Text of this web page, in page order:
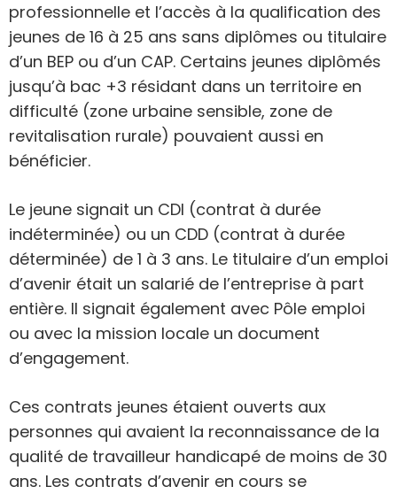
professionnelle et l’accès à la qualification des
jeunes de 16 à 25 ans sans diplômes ou titulaire
d’un BEP ou d’un CAP. Certains jeunes diplômés
jusqu’à bac +3 résidant dans un territoire en
difficulté (zone urbaine sensible, zone de
revitalisation rurale) pouvaient aussi en
bénéficier.
Le jeune signait un CDI (contrat à durée
indéterminée) ou un CDD (contrat à durée
déterminée) de 1 à 3 ans. Le titulaire d’un emploi
d’avenir était un salarié de l’entreprise à part
entière. Il signait également avec Pôle emploi
ou avec la mission locale un document
d’engagement.
Ces contrats jeunes étaient ouverts aux
personnes qui avaient la reconnaissance de la
qualité de travailleur handicapé de moins de 30
ans. Les contrats d’avenir en cours se